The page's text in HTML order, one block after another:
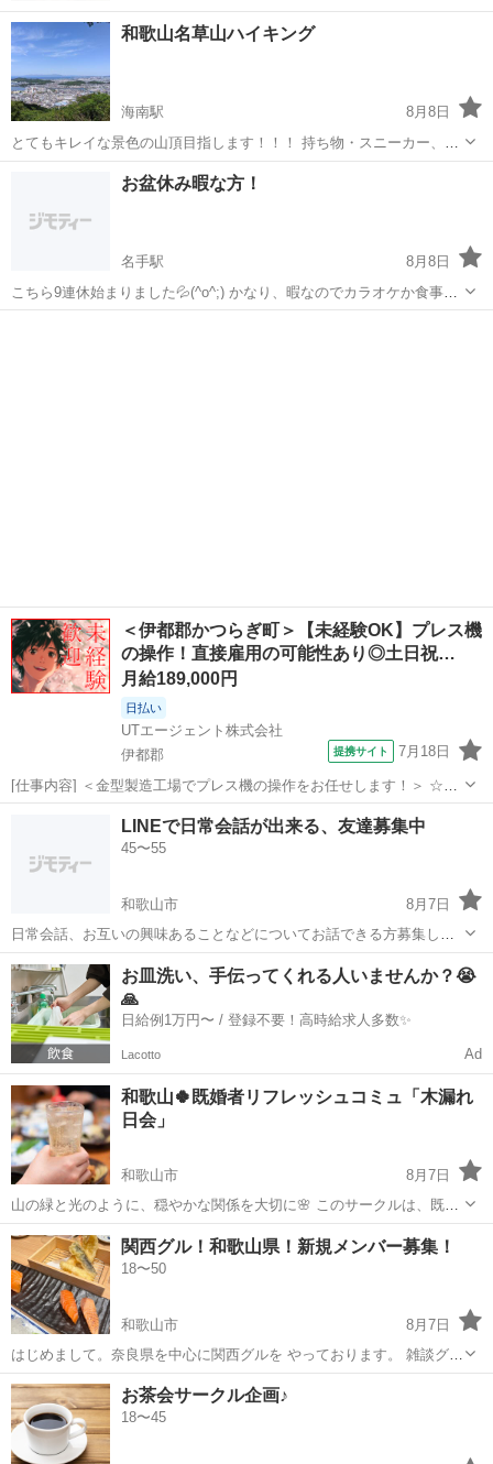
和歌山名草山ハイキング
海南駅
8月8日
とてもキレイな景色の山頂目指します！！！ 持ち物・スニーカー、飲
み物など
海南市 海南駅 登山
お盆休み暇な方！
名手駅
8月8日
こちら9連休始まりました💦(^o^;) かなり、暇なのでカラオケか食事で
も ご一緒しませんか？
＜伊都郡かつらぎ町＞【未経験OK】プレス機
の操作！直接雇用の可能性あり◎土日祝…
月給189,000円
日払い
UTエージェント株式会社
伊都郡
提携サイト 7月18日
[仕事内容] ＜金型製造工場でプレス機の操作をお任せします！＞ ☆未
経験OK！ 丁寧な研修と指導で安心のスタート♪ ＜具体的には…＞
◆業務用の金属製板をプレス機で打ち抜く →資材をセットし機械操
作をすれば機械が行っ...
工場
LINEで日常会話が出来る、友達募集中
45〜55
和歌山市
8月7日
日常会話、お互いの興味あることなどについてお話できる方募集しま
す。 お互い無理のない範囲で、楽しくやり取りできたらと思っており
ます。
和歌山 和歌山市 その他
お皿洗い、手伝ってくれる人いませんか？😭
🙏
日給例1万円〜 / 登録不要！高時給求人多数✨
Lacotto Ad
和歌山🍀既婚者リフレッシュコミュ「木漏れ
日会」
和歌山市
8月7日
山の緑と光のように、穏やかな関係を大切に🌸 このサークルは、既婚
者限定の安心コミュニティ☕ 話して、笑って、心を癒す時間😊 初めて
でも自然に馴染める、あたたかい雰囲気が魅力です🌿
和歌山 和歌山市 友達
関西グル！和歌山県！新規メンバー募集！
18〜50
和歌山市
8月7日
はじめまして。奈良県を中心に関西グルを やっております。 雑談グル
の関西グループになります！ みんなで仕事の愚痴やストレス発散しま
せんか？ 管理人は僕ですが、副管理人は女性です。 今は少人数です
が、幅広い年齢層でやっ...
和歌山 和歌山市 友達 グル
お茶会サークル企画♪
18〜45